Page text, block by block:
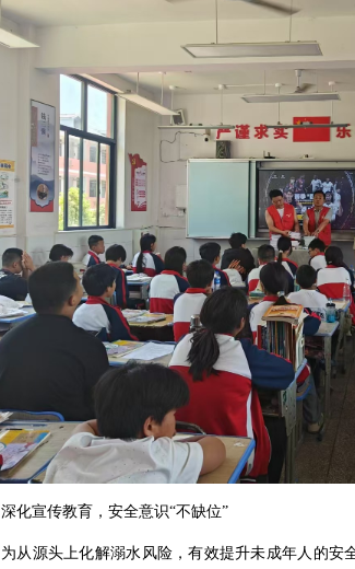
深化宣传教育，安全意识“不缺位”
为从源头上化解溺水风险，有效提升未成年人的安